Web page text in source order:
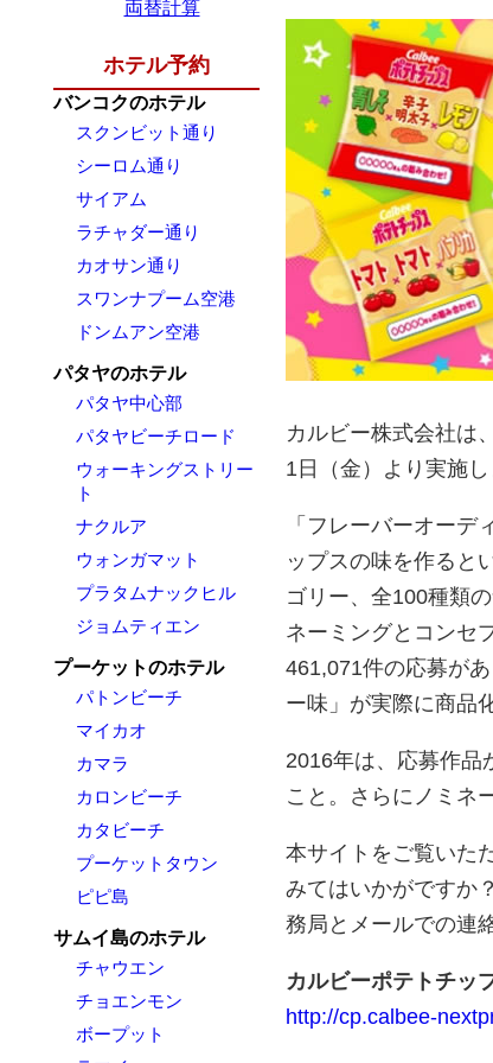
両替計算
ホテル予約
バンコクのホテル
スクンビット通り
シーロム通り
サイアム
ラチャダー通り
カオサン通り
スワンナプーム空港
ドンムアン空港
パタヤのホテル
パタヤ中心部
パタヤビーチロード
ウォーキングストリー
ト
ナクルア
ウォンガマット
プラタムナックヒル
ジョムティエン
プーケットのホテル
パトンビーチ
マイカオ
カマラ
カロンビーチ
カタビーチ
プーケットタウン
ピピ島
サムイ島のホテル
チャウエン
チョエンモン
ボープット
カルビー株式会社は
1日（金）より実施し
「フレーバーオー
ップスの味を作ると
ゴリー、全100種類
ネーミングとコンセ
461,071件の応募が
ー味」が実際に商品
2016年は、応募作品
こと。さらにノミネ
本サイトをご覧いた
みてはいかがですか
務局とメールでの連
カルビーポテトチ
http://cp.calbee-